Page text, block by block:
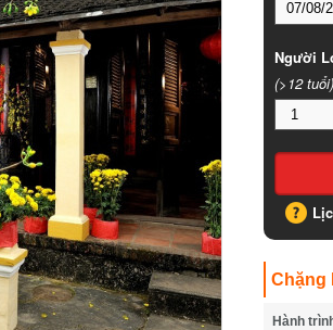
Người
(>12 tuổi)
Chặng
Hành trình*